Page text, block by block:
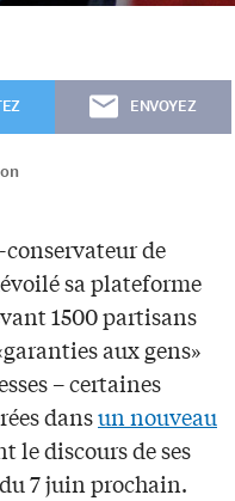
ENVOYEZ
de
sa plateforme
1500 partisans
aux gens»
– certaines
dansun nouveau
le discours de ses
7 juin prochain.